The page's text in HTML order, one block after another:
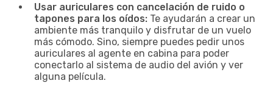
Usar auriculares con cancelación de ruido o
tapones para los oídos: Te ayudarán a crear un
ambiente más tranquilo y disfrutar de un vuelo
más cómodo. Sino, siempre puedes pedir unos
auriculares al agente en cabina para poder
conectarlo al sistema de audio del avión y ver
alguna película.